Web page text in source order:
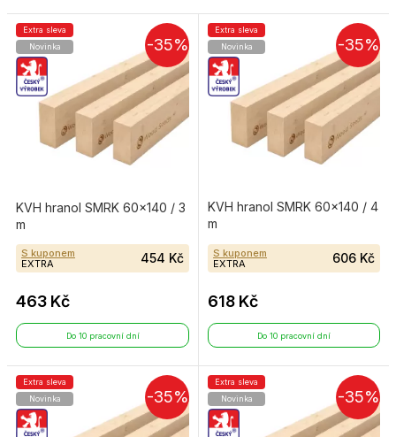
-35%
Extra sleva
Novinka
KVH hranol SMRK 60×140 / 3
m
S kuponem
EXTRA
454 Kč
463 Kč
Do 10 pracovní dní
-35%
Extra sleva
Novinka
KVH hranol SMRK 60×140 / 4
m
S kuponem
EXTRA
606 Kč
618 Kč
Do 10 pracovní dní
-35%
Extra sleva
Novinka
-35%
Extra sleva
Novinka